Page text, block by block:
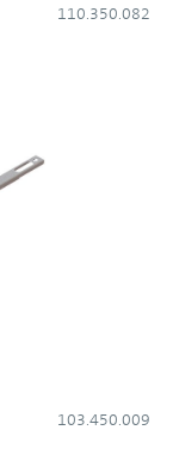
110.350.082
103.450.009